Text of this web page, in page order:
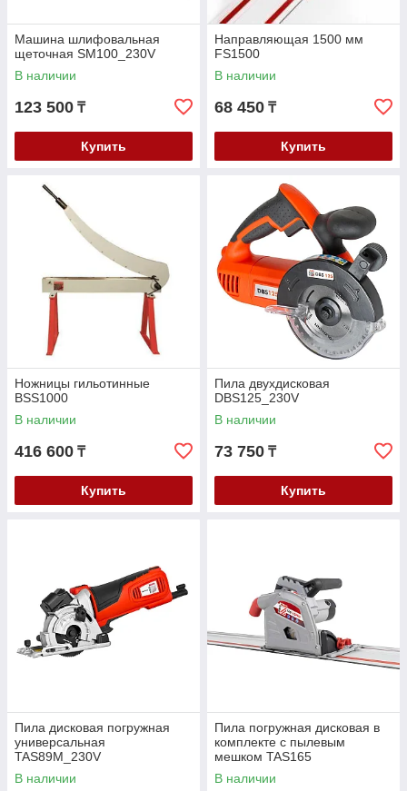
Машина шлифовальная
щеточная SM100_230V
В наличии
123 500 ₸
Купить
Направляющая 1500 мм
FS1500
В наличии
68 450 ₸
Купить
Ножницы гильотинные
BSS1000
В наличии
416 600 ₸
Купить
Пила двухдисковая
DBS125_230V
В наличии
73 750 ₸
Купить
Пила дисковая погружная
универсальная
TAS89M_230V
В наличии
Пила погружная дисковая в
комплекте с пылевым
мешком TAS165
В наличии